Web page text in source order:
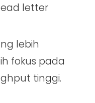
letter
lebih
fokus pada
tinggi.